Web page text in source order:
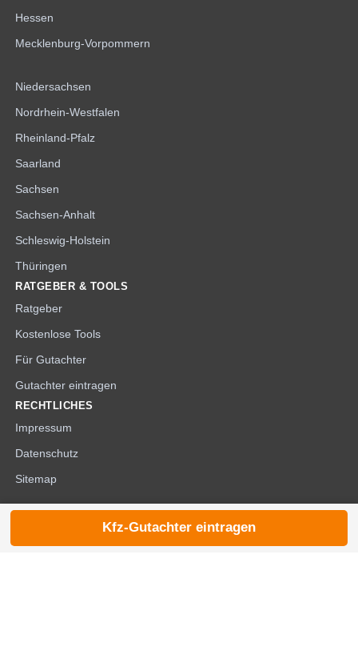
Hessen
Mecklenburg-Vorpommern
Niedersachsen
Nordrhein-Westfalen
Rheinland-Pfalz
Saarland
Sachsen
Sachsen-Anhalt
Schleswig-Holstein
Thüringen
RATGEBER & TOOLS
Ratgeber
Kostenlose Tools
Für Gutachter
Gutachter eintragen
RECHTLICHES
Impressum
Datenschutz
Sitemap
© 2026 die-kfzgutachter.de
Kfz-Gutachter eintragen